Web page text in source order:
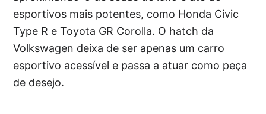
esportivos mais potentes, como Honda Civic
Type R e Toyota GR Corolla. O hatch da
Volkswagen deixa de ser apenas um carro
esportivo acessível e passa a atuar como peça
de desejo.